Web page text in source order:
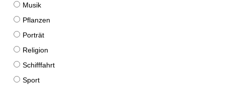
Musik
Pflanzen
Porträt
Religion
Schifffahrt
Sport